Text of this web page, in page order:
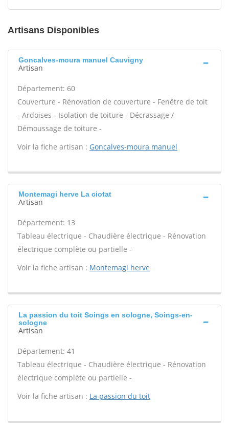
Artisans Disponibles
Goncalves-moura manuel Cauvigny
Artisan
Département: 60
Couverture - Rénovation de couverture - Fenêtre de toit
- Ardoises - Isolation de toiture - Décrassage /
Démoussage de toiture -
Voir la fiche artisan : Goncalves-moura manuel
Montemagi herve La ciotat
Artisan
Département: 13
Tableau électrique - Chaudière électrique - Rénovation
électrique complète ou partielle -
Voir la fiche artisan : Montemagi herve
La passion du toit Soings en sologne, Soings-en-
sologne
Artisan
Département: 41
Tableau électrique - Chaudière électrique - Rénovation
électrique complète ou partielle -
Voir la fiche artisan : La passion du toit